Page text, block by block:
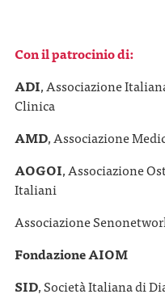
Con il patrocinio di:
ADI, Associazione
Clinica
AMD, Associazione
AOGOI, Associazione
Italiani
Associazione
Fondazione AIOM
SID, Società Italiana di